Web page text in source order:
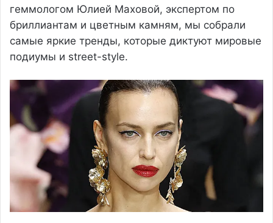
геммологом Юлией Маховой, экспертом по
бриллиантам и цветным камням, мы собрали
самые яркие тренды, которые диктуют мировые
подиумы и street-style.